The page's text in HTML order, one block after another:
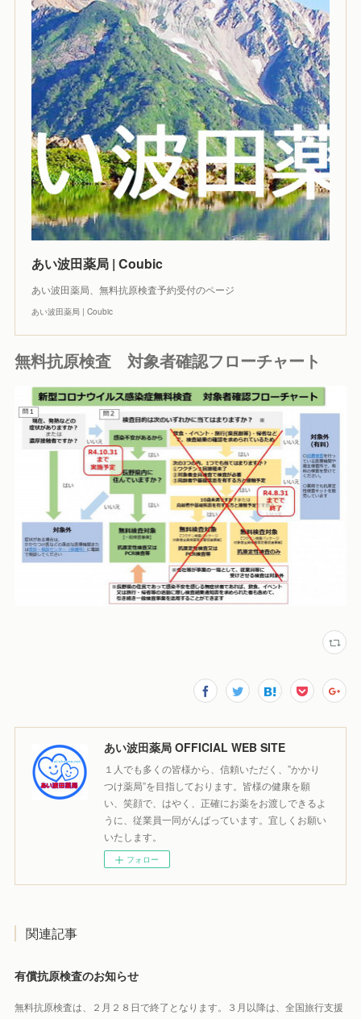
あい波田薬局 | Coubic
あい波田薬局、無料抗原検査予約受付のページ
あい波田薬局 | Coubic
無料抗原検査 対象者確認フローチャート
あい波田薬局 OFFICIAL WEB SITE
１人でも多くの皆様から、信頼いただく、”かかり
つけ薬局”を目指しております。皆様の健康を願
い、笑顔で、はやく、正確にお薬をお渡しできるよ
うに、従業員一同がんばっています。宜しくお願い
いたします。
フォロー
関連記事
有償抗原検査のお知らせ
無料抗原検査は、２月２８日で終了となります。３月以降は、全国旅行支援